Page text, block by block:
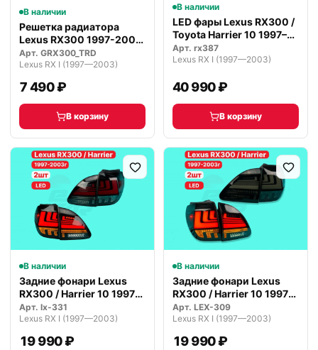
В наличии
Решетка радиатора
Lexus RX300 1997-2003
г. TRD
Арт. GRX300_TRD
Lexus RX I (1997—2003)
7 490 ₽
В корзину
В наличии
LED фары Lexus RX300 /
Toyota Harrier 10 1997–
2003
Арт. rx387
Lexus RX I (1997—2003)
40 990 ₽
В корзину
В наличии
Задние фонари Lexus
RX300 / Harrier 10 1997-
2003…
Арт. lx-331
Lexus RX I (1997—2003)
19 990 ₽
В наличии
Задние фонари Lexus
RX300 / Harrier 10 1997-
2003…
Арт. LEX-309
Lexus RX I (1997—2003)
19 990 ₽